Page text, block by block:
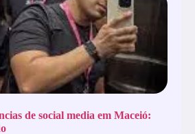
de social media em Maceió: